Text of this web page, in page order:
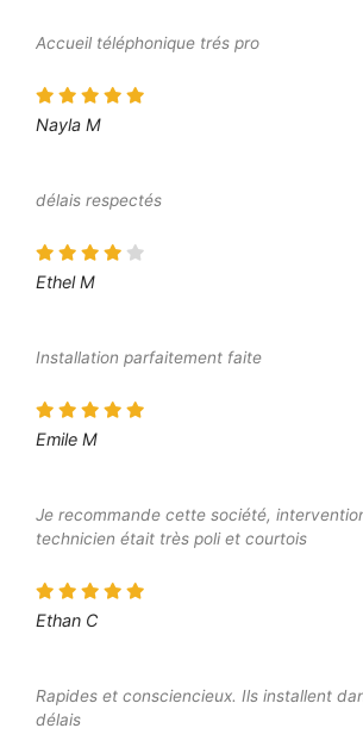
Accueil téléphonique trés pro
Nayla M
délais respectés
Ethel M
Installation parfaitement faite
Emile M
Je recommande cette société,
technicien était très poli et courtois
Ethan C
Rapides et consciencieux. Ils installent
délais